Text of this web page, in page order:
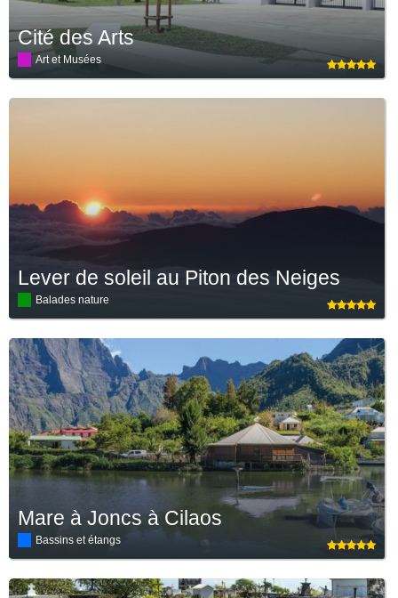
Cité des Arts
Art et Musées
Lever de soleil au Piton des Neiges
Balades nature
Mare à Joncs à Cilaos
Bassins et étangs